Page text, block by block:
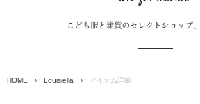
HOME › Louisiella › アイテム詳細